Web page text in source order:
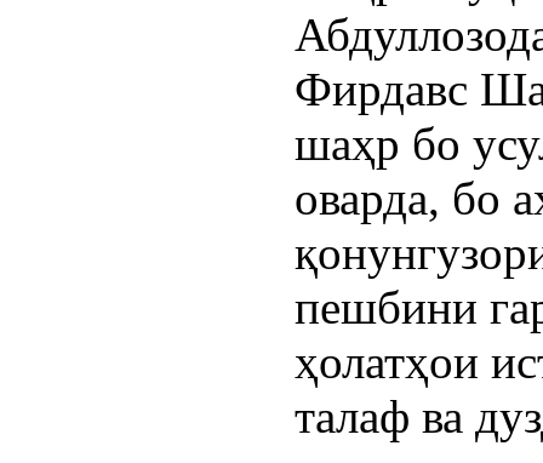
Фирдавс
шаҳр бо
оварда, бо
пешбини
ҳолатҳои
талаф ва